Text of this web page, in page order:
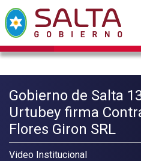
Gobierno de Salta
Urtubey firma
Flores Giron SRL
Video Institucional